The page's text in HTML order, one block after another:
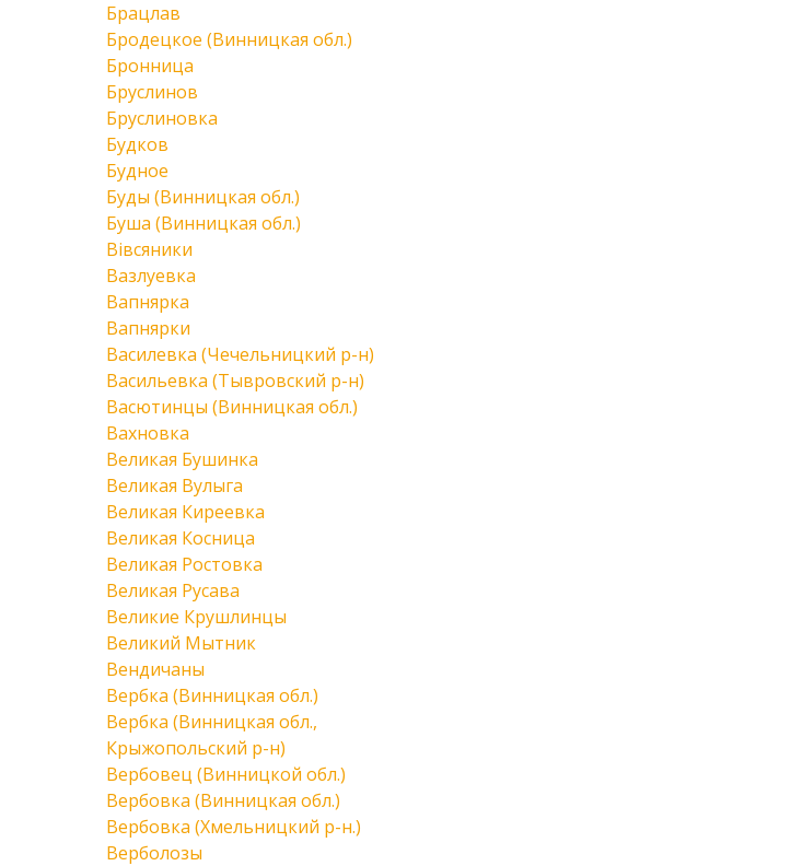
Брацлав
Бродецкое (Винницкая обл.)
Бронница
Бруслинов
Бруслиновка
Будков
Будное
Буды (Винницкая обл.)
Буша (Винницкая обл.)
Вівсяники
Вазлуевка
Вапнярка
Вапнярки
Василевка (Чечельницкий р-н)
Васильевка (Тывровский р-н)
Васютинцы (Винницкая обл.)
Вахновка
Великая Бушинка
Великая Вулыга
Великая Киреевка
Великая Косница
Великая Ростовка
Великая Русава
Великие Крушлинцы
Великий Мытник
Вендичаны
Вербка (Винницкая обл.)
Вербка (Винницкая обл.,
Крыжопольский р-н)
Вербовец (Винницкой обл.)
Вербовка (Винницкая обл.)
Вербовка (Хмельницкий р-н.)
Верболозы